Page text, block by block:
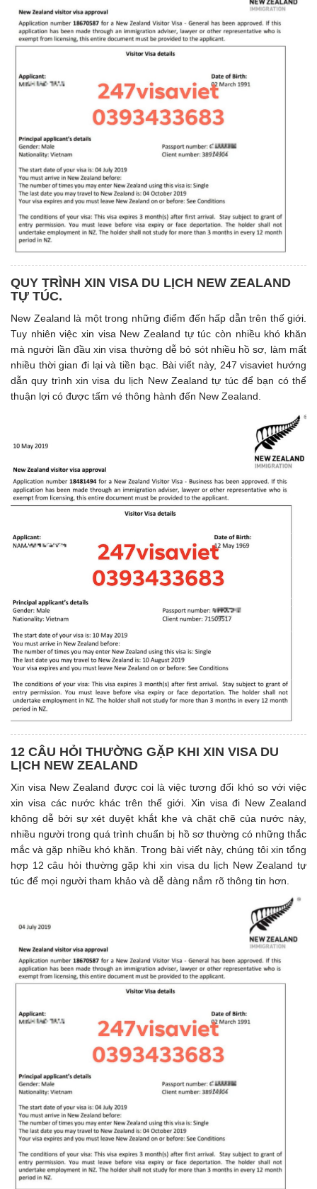
QUY TRÌNH XIN VISA DU LỊCH NEW ZEALAND
TỰ TÚC.
New Zealand là một trong những điểm đến hấp dẫn trên thế giới.
Tuy nhiên việc xin visa New Zealand tự túc còn nhiều khó khăn
mà người lần đầu xin visa thường dễ bỏ sót nhiều hồ sơ, làm mất
nhiều thời gian đi lại và tiền bạc. Bài viết này, 247 visaviet hướng
dẫn quy trình xin visa du lịch New Zealand tự túc để bạn có thể
thuận lợi có được tấm vé thông hành đến New Zealand.
12 CÂU HỎI THƯỜNG GẶP KHI XIN VISA DU
LỊCH NEW ZEALAND
Xin visa New Zealand được coi là việc tương đối khó so với việc
xin visa các nước khác trên thế giới. Xin visa đi New Zealand
không dễ bởi sự xét duyệt khắt khe và chặt chẽ của nước này,
nhiều người trong quá trình chuẩn bị hồ sơ thường có những thắc
mắc và gặp nhiều khó khăn. Trong bài viết này, chúng tôi xin tổng
hợp 12 câu hỏi thường gặp khi xin visa du lịch New Zealand tự
túc để mọi người tham khảo và dễ dàng nắm rõ thông tin hơn.